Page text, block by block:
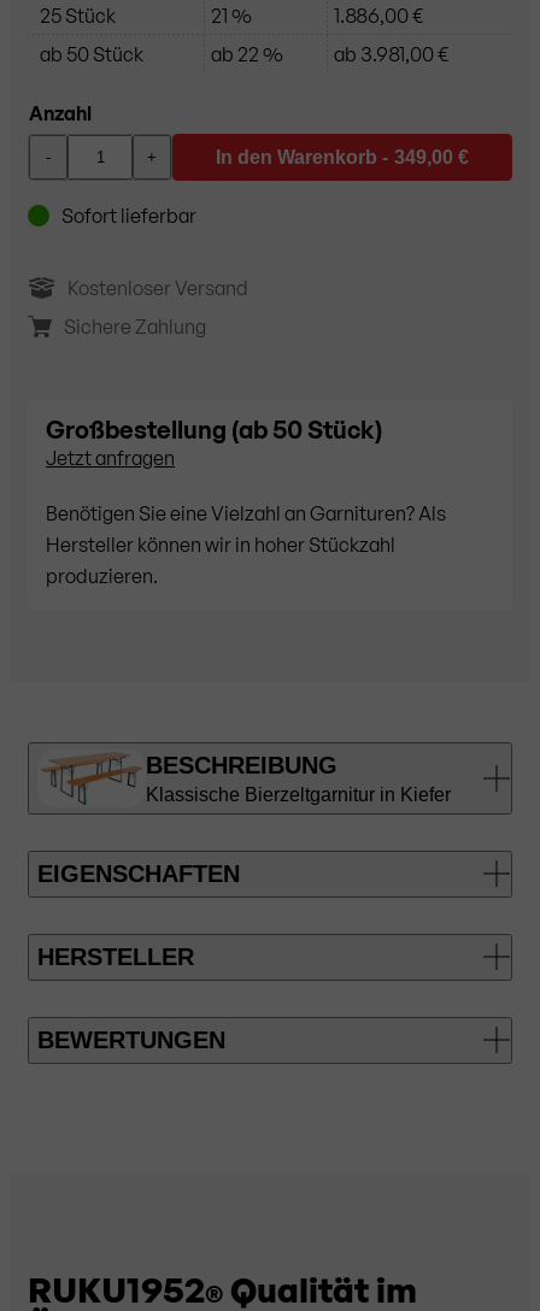
25 Stück
21 %
1.886,00 €
ab 50 Stück
ab 22 % ab 3.981,00 €
Anzahl
- + In den Warenkorb - 349,00 €
Sofort lieferbar
Kostenloser Versand
Sichere Zahlung
Großbestellung (ab 50 Stück)
Jetzt anfragen
Benötigen Sie eine Vielzahl an Garnituren? Als
Hersteller können wir in hoher Stückzahl
produzieren.
BESCHREIBUNG
Klassische Bierzeltgarnitur in Kiefer
EIGENSCHAFTEN
HERSTELLER
BEWERTUNGEN
RUKU1952® Qualität im